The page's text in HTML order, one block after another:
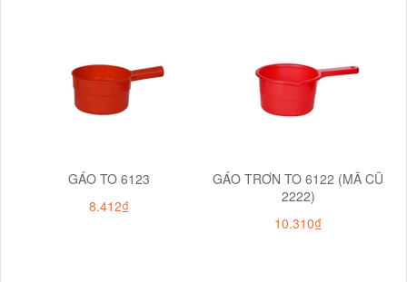
GÁO TO 6123
8.412₫
GÁO TRƠN TO 6122 (MÃ CŨ
2222)
10.310₫